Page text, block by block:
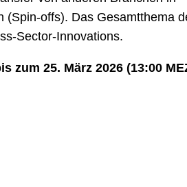
(Spin-offs). Das Gesamtthema
Sector-Innovations.
zum 25. März 2026 (13:00